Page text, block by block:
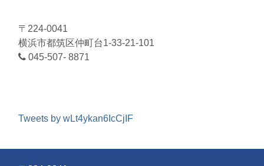
〒224-0041
横浜市都筑区仲町台1-33-21-101
045-507- 8871
Tweets by wLt4ykan6IcCjIF